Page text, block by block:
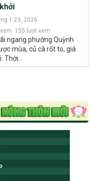
1 23, 2026
155 lượt xem
ngang phường Quỳnh
mùa, củ cà rốt to, giá